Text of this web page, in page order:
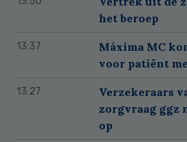
het beroep
13:37
Máxima MC
voor patiënt
13:27
Verzekeraars
zorgvraag ggz
op